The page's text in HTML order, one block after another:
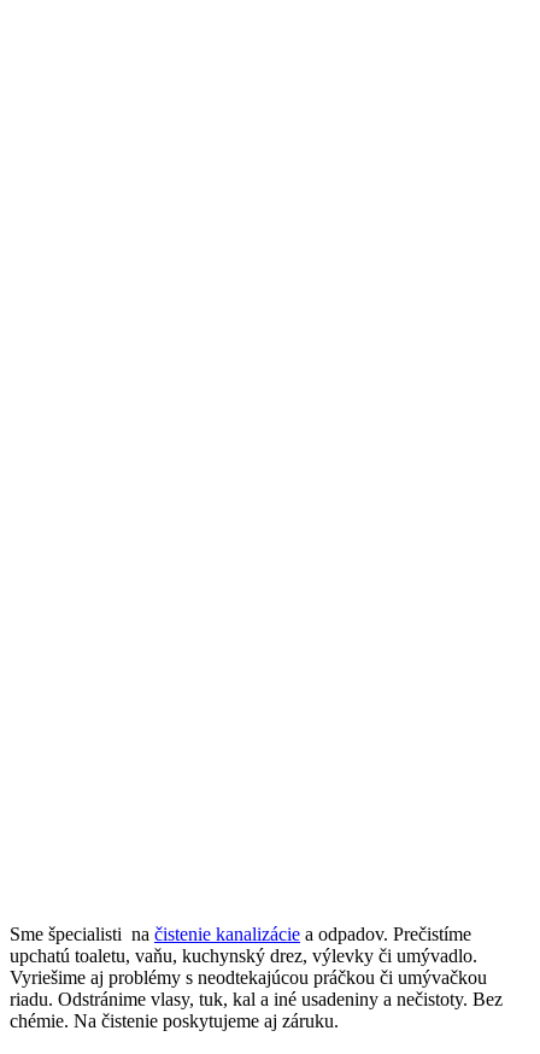
Sme špecialisti na čistenie kanalizácie a odpadov. Prečistíme
upchatú toaletu, vaňu, kuchynský drez, výlevky či umývadlo.
Vyriešime aj problémy s neodtekajúcou práčkou či umývačkou
riadu. Odstránime vlasy, tuk, kal a iné usadeniny a nečistoty. Bez
chémie. Na čistenie poskytujeme aj záruku.